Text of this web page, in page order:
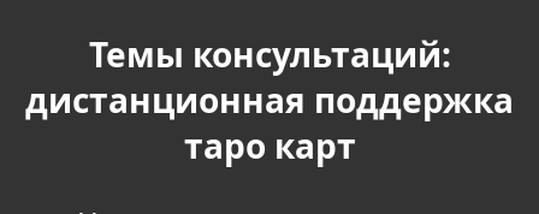
Темы консультаций:
дистанционная поддержка
таро карт